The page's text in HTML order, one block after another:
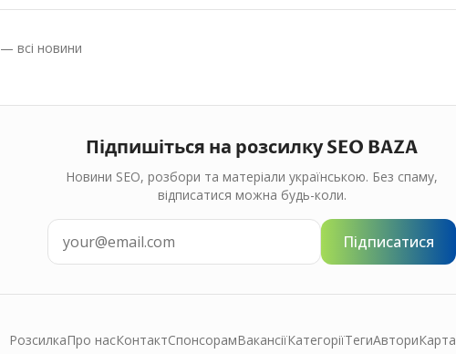
— всі новини
Підпишіться на розсилку SEO BAZA
Новини SEO, розбори та матеріали українською. Без спаму,
відписатися можна будь-коли.
Підписатися
РозсилкаПро насКонтактСпонсорамВакансіїКатегоріїТегиАвтори